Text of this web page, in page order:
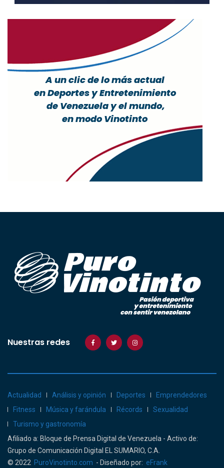
Nuestras redes
Actualidad Análisis y opinión Deportes
Emprendedores
Fitness
Música y farándula Récords
Sexualidad
Turismo y gastronomía
Afiliado a: Bloque de Prensa Digital de Venezuela - Activo de:
Grupo de Comunicación Digital EL SUMARIO, C.A.
© 2022 PuroVinotinto.com - Diseñado por: eFrank